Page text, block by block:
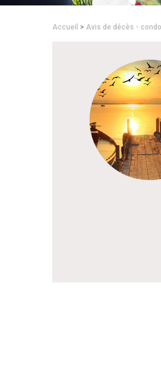
Accueil > Avis de décès -